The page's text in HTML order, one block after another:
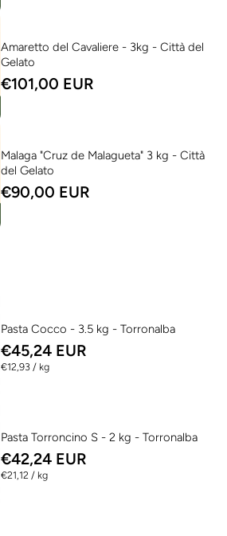
Amaretto del Cavaliere - 3kg - Città del
Gelato
€101,00 EUR
Malaga "Cruz de Malagueta" 3 kg - Città
del Gelato
€90,00 EUR
Pasta Cocco - 3.5 kg - Torronalba
€45,24 EUR
€12,93 / per
kg
Pasta Torroncino S - 2 kg - Torronalba
€42,24 EUR
€21,12 / per
kg